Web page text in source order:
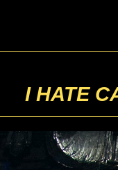
I HATE